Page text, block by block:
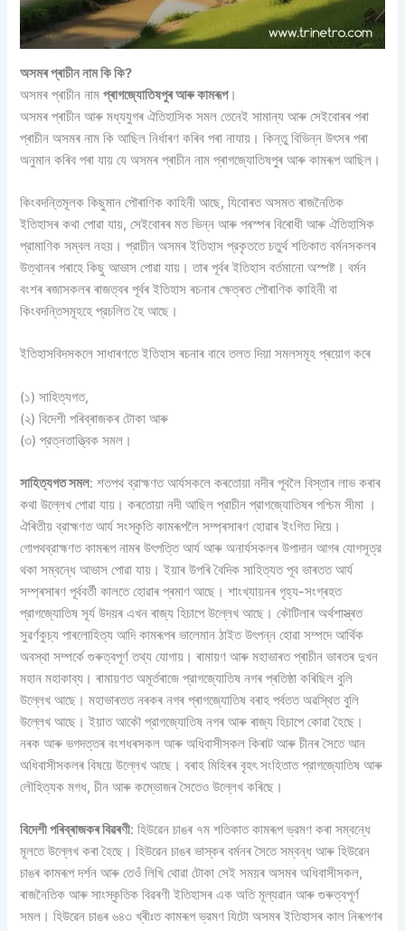
অসমৰ প্ৰাচীন নাম কি কি?
অসমৰ প্ৰাচীন নামপ্ৰাগজ্যোতিষপুৰ আৰু কামৰূপ।
অসমৰ প্ৰাচীন আৰু মধ্যযুগৰ ঐতিহাসিক সমল তেনেই সামান্য আৰু সেইবোৰৰ পৰা
প্ৰাচীন অসমৰ নাম কি আছিল নিৰ্ধাৰণ কৰিব পৰা নাযায়। কিন্তু বিভিন্ন উৎসৰ পৰা
অনুমান কৰিব পৰা যায় যে অসমৰ প্ৰাচীন নাম প্ৰাগজ্যোতিষপুৰ আৰু কামৰূপ আছিল।
কিংবদন্তিমূলক কিছুমান পৌৰাণিক কাহিনী আছে, যিবোৰত অসমত ৰাজনৈতিক
ইতিহাসৰ কথা পোৱা যায়, সেইবোৰৰ মত ভিন্ন আৰু পৰস্পৰ বিৰোধী আৰু ঐতিহাসিক
প্রামাণিক সম্বল নহয়। প্রাচীন অসমৰ ইতিহাস প্রকৃততে চতুর্থ শতিকাত বৰ্মনসকলৰ
উত্থানৰ পৰাহে কিছু আভাস পোৱা যায়। তাৰ পূৰ্বৰ ইতিহাস বর্তমানো অস্পষ্ট। বর্মন
বংশৰ ৰজাসকলৰ ৰাজত্বৰ পূৰ্বৰ ইতিহাস ৰচনাৰ ক্ষেত্ৰত পৌৰাণিক কাহিনী বা
কিংবদন্তিসমূহহে প্রচলিত হৈ আছে।
ইতিহাসবিদসকলে সাধাৰণতে ইতিহাস ৰচনাৰ বাবে তলত দিয়া সমলসমূহ প্ৰয়োগ কৰে
(১) সাহিত্যগত,
(২) বিদেশী পৰিব্ৰাজকৰ টোকা আৰু
(৩) প্রত্নতাত্ত্বিক সমল।
সাহিত্যগত সমল: শতপথ ব্রাহ্মণত আর্যসকলে কৰতোয়া নদীৰ পূবলৈ বিস্তাৰ লাভ কৰাৰ
কথা উল্লেখ পোৱা যায়। কৰতোয়া নদী আছিল প্রাচীন প্রাগজ্যোতিষৰ পশ্চিম সীমা ।
ঐৰিতীয় ব্রাহ্মণত আৰ্য সংস্কৃতি কামৰূপলৈ সম্প্ৰসাৰণ হোৱাৰ ইংগিত দিয়ে।
গোপথব্রাহ্মণত কামৰূপ নামৰ উৎপত্তি আৰ্য আৰু অনাৰ্যসকলৰ উপাদান আগৰ যোগসূত্র
থকা সম্বন্ধে আভাস পোৱা যায়। ইয়াৰ উপৰি বৈদিক সাহিত্যত পূব ভাৰতত আৰ্য
সম্প্ৰসাৰণ পূর্ববর্তী কালতে হোৱাৰ প্ৰমাণ আছে। শাংখ্যায়নৰ গৃহ্য-সংগ্ৰহত
প্রাগজ্যোতিষ সূর্য উদয়ৰ এখন ৰাজ্য হিচাপে উল্লেখ আছে। কৌটিলাৰ অৰ্থশাস্ত্ৰত
সুৱৰ্ণকুচ্য পাৰলোহিত্য আদি কামৰূপৰ ভালেমান ঠাইত উৎপন্ন হোৱা সম্পদে আর্থিক
অবস্থা সম্পর্কে গুৰুত্বপূর্ণ তথ্য যোগায়। ৰামায়ণ আৰু মহাভাৰত প্ৰাচীন ভাৰতৰ দুখন
মহান মহাকাব্য। ৰামায়ণত অমূৰ্তৰাজে প্রাগজ্যোতিষ নগৰ প্ৰতিষ্ঠা কৰিছিল বুলি
উল্লেখ আছে। মহাভাৰতত নৰকৰ নগৰ প্ৰাগজ্যোতিষ বৰাহ পৰ্বতত অৱস্থিত বুলি
উল্লেখ আছে। ইয়াত আকৌ প্রাগজ্যোতিষ নগৰ আৰু ৰাজ্য হিচাপে কোৱা হৈছে।
নৰক আৰু ভগদত্তৰ বংশধৰসকল আৰু অধিবাসীসকল কিৰাট আৰু চীনৰ সৈতে আন
অধিবাসীসকলৰ বিষয়ে উল্লেখ আছে। বৰাহ মিহিৰৰ বৃহৎ সংহিতাত প্রাগজ্যোতিষ আৰু
লৌহিত্যক মগধ, চীন আৰু কম্ভোজৰ সৈতেও উল্লেখ কৰিছে।
বিদেশী পৰিব্ৰাজকৰ বিৱৰণী: হিউৱেন চাঙৰ ৭ম শতিকাত কামৰূপ ভ্রমণ কৰা সম্বন্ধে
মূলতে উল্লেখ কৰা হৈছে। হিউৱেন চাঙৰ ভাস্কৰ বৰ্মনৰ সৈতে সম্বন্ধ আৰু হিউৱেন
চাঙৰ কামৰূপ দর্শন আৰু তেওঁ লিখি থোৱা টোকা সেই সময়ৰ অসমৰ অধিবাসীসকল,
ৰাজনৈতিক আৰু সাংস্কৃতিক বিৱৰণী ইতিহাসৰ এক অতি মূল্যৱান আৰু গুৰুত্বপূর্ণ
সমল। হিউৱেন চাঙৰ ৬৪৩ খ্ৰীঃত কামৰূপ ভ্রমণ যিটো অসমৰ ইতিহাসৰ কাল নিৰূপণৰ